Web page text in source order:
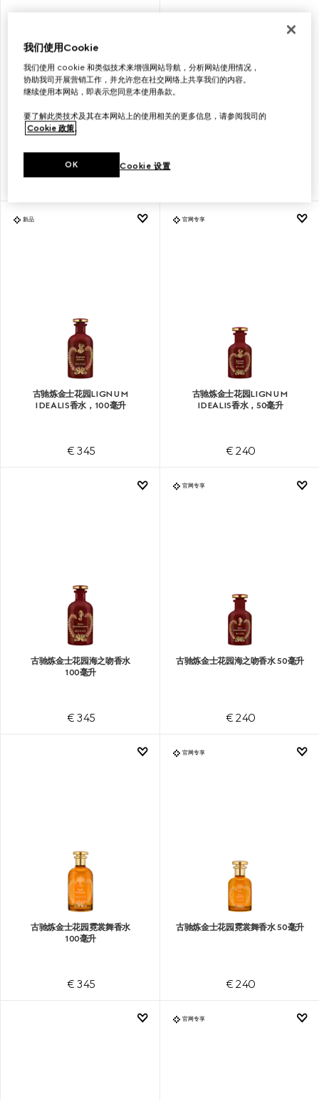
古驰炼金士花园YLANG
AMBRATO香水，100毫升
新品
古驰炼金士花园LIGNUM
IDEALIS香水，100毫升
€ 345
官网专享
古驰炼金士花园LIGNUM
IDEALIS香水，50毫升
€ 240
古驰炼金士花园海之吻香水
100毫升
€ 345
官网专享
古驰炼金士花园海之吻香水 50毫升
€ 240
古驰炼金士花园霓裳舞香水
100毫升
€ 345
官网专享
古驰炼金士花园霓裳舞香水 50毫升
€ 240
官网专享
我们使用Cookie
我们使用 cookie 和类似技术来增强网站导航，分析网站使用情况，
协助我司开展营销工作，并允许您在社交网络上共享我们的内容。
继续使用本网站，即表示您同意本使用条款。
要了解此类技术及其在本网站上的使用相关的更多信息，请参阅我司的
Cookie 政策。
Cookie 设置
OK